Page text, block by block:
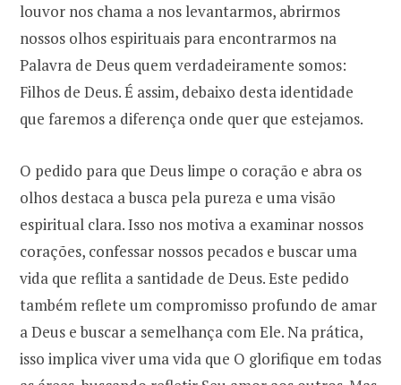
louvor nos chama a nos levantarmos, abrirmos
nossos olhos espirituais para encontrarmos na
Palavra de Deus quem verdadeiramente somos:
Filhos de Deus. É assim, debaixo desta identidade
que faremos a diferença onde quer que estejamos.
O pedido para que Deus limpe o coração e abra os
olhos destaca a busca pela pureza e uma visão
espiritual clara. Isso nos motiva a examinar nossos
corações, confessar nossos pecados e buscar uma
vida que reflita a santidade de Deus. Este pedido
também reflete um compromisso profundo de amar
a Deus e buscar a semelhança com Ele. Na prática,
isso implica viver uma vida que O glorifique em todas